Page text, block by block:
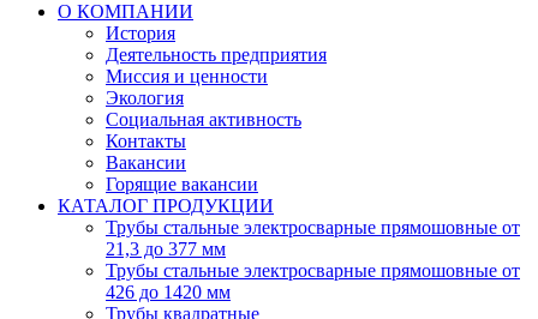
О КОМПАНИИ
История
Деятельность предприятия
Миссия и ценности
Экология
Социальная активность
Контакты
Вакансии
Горящие вакансии
КАТАЛОГ ПРОДУКЦИИ
Трубы стальные электросварные прямошовные от
21,3 до 377 мм
Трубы стальные электросварные прямошовные от
426 до 1420 мм
Трубы квадратные